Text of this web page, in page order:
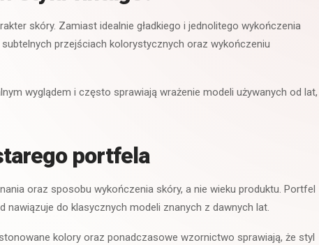
skóry. Zamiast idealnie gładkiego i jednolitego wykończenia
przejściach kolorystycznych oraz wykończeniu
wyglądem i często sprawiają wrażenie modeli używanych od lat,
portfela
oraz sposobu wykończenia skóry, a nie wieku produktu. Portfel
do klasycznych modeli znanych z dawnych lat.
kolory oraz ponadczasowe wzornictwo sprawiają, że styl